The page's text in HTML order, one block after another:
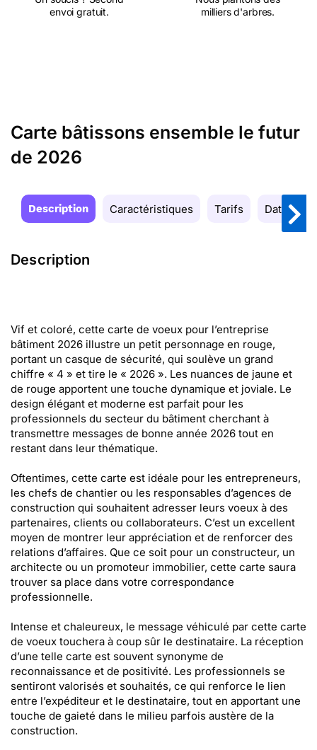
envoi gratuit.
milliers d'arbres.
Carte bâtissons ensemble le futur
de 2026
Description Caractéristiques Tarifs Date de
Description
Vif et coloré, cette carte de voeux pour l’entreprise
bâtiment 2026 illustre un petit personnage en rouge,
portant un casque de sécurité, qui soulève un grand
chiffre « 4 » et tire le « 2026 ». Les nuances de jaune et
de rouge apportent une touche dynamique et joviale. Le
design élégant et moderne est parfait pour les
professionnels du secteur du bâtiment cherchant à
transmettre messages de bonne année 2026 tout en
restant dans leur thématique.
Oftentimes, cette carte est idéale pour les entrepreneurs,
les chefs de chantier ou les responsables d’agences de
construction qui souhaitent adresser leurs voeux à des
partenaires, clients ou collaborateurs. C’est un excellent
moyen de montrer leur appréciation et de renforcer des
relations d’affaires. Que ce soit pour un constructeur, un
architecte ou un promoteur immobilier, cette carte saura
trouver sa place dans votre correspondance
professionnelle.
Intense et chaleureux, le message véhiculé par cette carte
de voeux touchera à coup sûr le destinataire. La réception
d’une telle carte est souvent synonyme de
reconnaissance et de positivité. Les professionnels se
sentiront valorisés et souhaités, ce qui renforce le lien
entre l’expéditeur et le destinataire, tout en apportant une
touche de gaieté dans le milieu parfois austère de la
construction.